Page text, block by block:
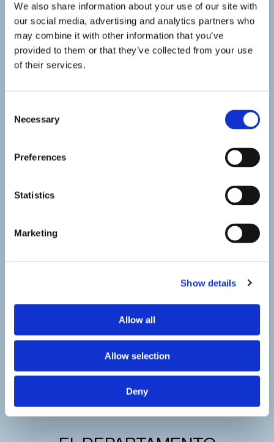
We also share information about your use of our site with
our social media, advertising and analytics partners who
may combine it with other information that you’ve
provided to them or that they’ve collected from your use
of their services.
Selection
Necessary
Preferences
Statistics
Marketing
Show details
Allow all
Allow selection
Deny